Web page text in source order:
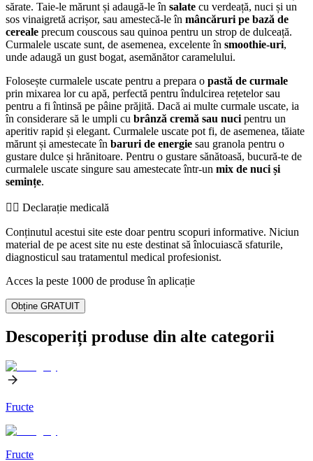
sărate. Taie-le mărunt și adaugă-le în salate cu verdeață, nuci și un
sos vinaigretă acrișor, sau amestecă-le în mâncăruri pe bază de
cereale precum couscous sau quinoa pentru un strop de dulceață.
Curmalele uscate sunt, de asemenea, excelente în smoothie-uri,
unde adaugă un gust bogat, asemănător caramelului.
Folosește curmalele uscate pentru a prepara o pastă de curmale
prin mixarea lor cu apă, perfectă pentru îndulcirea rețetelor sau
pentru a fi întinsă pe pâine prăjită. Dacă ai multe curmale uscate, ia
în considerare să le umpli cu brânză cremă sau nuci pentru un
aperitiv rapid și elegant. Curmalele uscate pot fi, de asemenea, tăiate
mărunt și amestecate în baruri de energie sau granola pentru o
gustare dulce și hrănitoare. Pentru o gustare sănătoasă, bucură-te de
curmalele uscate singure sau amestecate într-un mix de nuci și
semințe.
👨‍⚕️️ Declarație medicală
Conținutul acestui site este doar pentru scopuri informative. Niciun
material de pe acest site nu este destinat să înlocuiască sfaturile,
diagnosticul sau tratamentul medical profesionist.
Acces la peste 1000 de produse în aplicație
Obține GRATUIT
Descoperiți produse din alte categorii
Fructe
Fructe